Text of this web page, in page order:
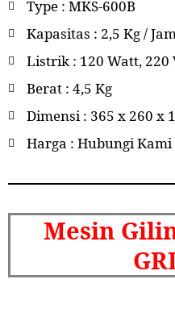
Type : MKS-600B
Kapasitas : 2,5 Kg / Jam
Listrik : 120 Watt, 220
Berat : 4,5 Kg
Dimensi : 365 x 260 x
Harga : Hubungi Kami
Mesin